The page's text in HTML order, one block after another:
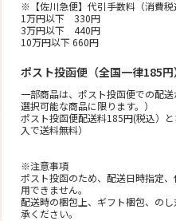
※【佐川急便】代引手数料（消費税
1万円以下 330円
3万円以下 440円
10万円以下 660円
ポスト投函便（全国一律185円
一部商品は、ポスト投函便での配
選択可能な商品に限ります。）
ポスト投函便配送料185円(税込）
入で送料無料）
※注意事項
ポスト投函のため、配送日時指定
用できません。
配送時の梱包上、ギフト梱包、の
承ください。